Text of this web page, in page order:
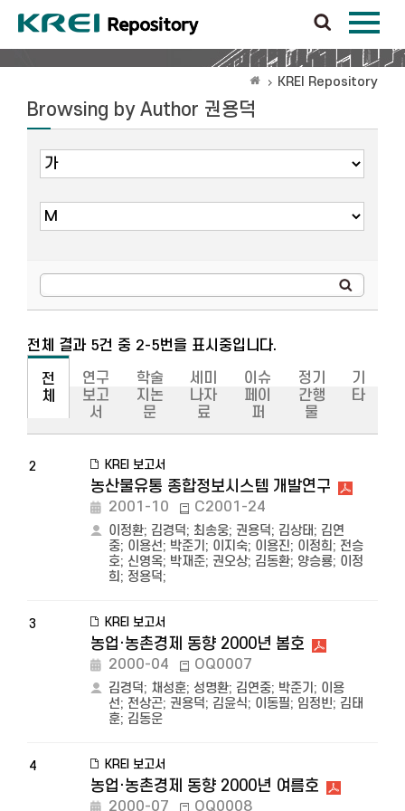
KREI Repository
Browsing by Author 권용덕
전체 결과 5건 중 2-5번을 표시중입니다.
전
체
연구
보고
서
학술
지논
문
세미
나자
료
이슈
페이
퍼
정기
간행
물
기
타
2 KREI 보고서
농산물유통 종합정보시스템 개발연구
2001-10 C2001-24
이정환; 김경덕; 최송웅; 권용덕; 김상태; 김연
중; 이용선; 박준기 ; 이지숙; 이용진; 이정희 ; 전승
호; 신영옥; 박재준; 권오상; 김동환; 양승룡; 이정
희 ; 정용덕;
3 KREI 보고서
농업·농촌경제 동향 2000년 봄호
2000-04 OQ0007
김경덕; 채성훈; 성명환; 김연중; 박준기 ; 이용
선; 전상곤; 권용덕; 김윤식; 이동필; 임정빈; 김태
훈; 김동운
4 KREI 보고서
농업·농촌경제 동향 2000년 여름호
2000-07 OQ0008